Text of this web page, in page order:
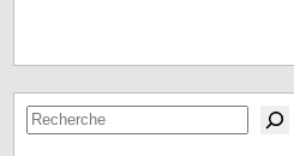
Rechercher